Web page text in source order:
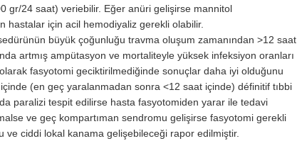
gr/24 saat) veriebilir. Eğer anüri gelişirse mannitol
hastalar için acil hemodiyaliz gerekli olabilir.
büyük çoğunluğu travma oluşum zamanından >12 saat
artmış ampütasyon ve mortaliteyle yüksek infeksiyon oranları
fasyotomi geciktirilmediğinde sonuçlar daha iyi olduğunu
(en geç yaralanmadan sonra <12 saat içinde) définitif tıbbi
paralizi tespit edilirse hasta fasyotomiden yarar ile tedavi
ve geç kompartıman sendromu gelişirse fasyotomi gerekli
ciddi lokal kanama gelişebileceği rapor edilmiştir.